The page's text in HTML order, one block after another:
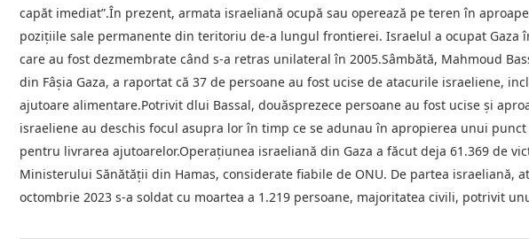
capăt imediat”.În prezent, armata israeliană ocupă sau operează pe teren în
poziţiile sale permanente din teritoriu de-a lungul frontierei. Israelul a ocupat Gaza
care au fost dezmembrate când s-a retras unilateral în 2005.Sâmbătă, Mahmoud
din Fâşia Gaza, a raportat că 37 de persoane au fost ucise de atacurile israeliene,
ajutoare alimentare.Potrivit dlui Bassal, douăsprezece persoane au fost ucise şi
israeliene au deschis focul asupra lor în timp ce se adunau în apropierea unui
pentru livrarea ajutoarelor.Operaţiunea israeliană din Gaza a făcut deja 61.369 de
Ministerului Sănătăţii din Hamas, considerate fiabile de ONU. De partea israeliană,
octombrie 2023 s-a soldat cu moartea a 1.219 persoane, majoritatea civili, potrivit